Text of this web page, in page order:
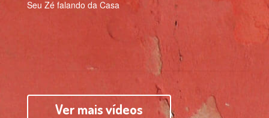
Seu Zé falando da Casa
Ver mais vídeos